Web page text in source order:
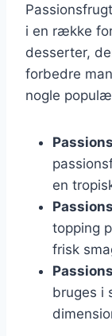
i en række
desserter,
forbedre
nogle
en
topping
frisk
bruges i